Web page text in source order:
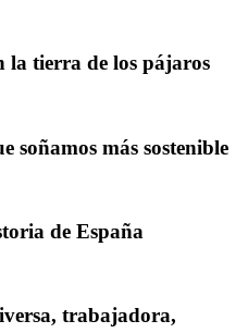
la tierra de los pájaros
soñamos más sostenible
de España
trabajadora,